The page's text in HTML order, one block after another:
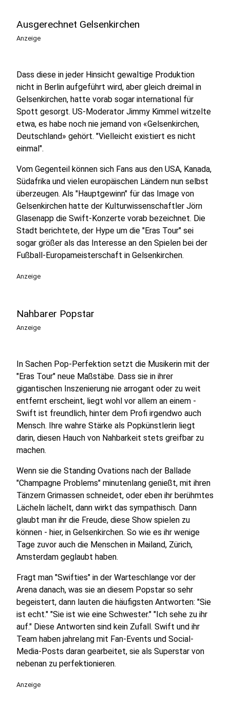
Ausgerechnet Gelsenkirchen
Anzeige
Dass diese in jeder Hinsicht gewaltige Produktion
nicht in Berlin aufgeführt wird, aber gleich dreimal in
Gelsenkirchen, hatte vorab sogar international für
Spott gesorgt. US-Moderator Jimmy Kimmel witzelte
etwa, es habe noch nie jemand von «Gelsenkirchen,
Deutschland» gehört. "Vielleicht existiert es nicht
einmal".
Vom Gegenteil können sich Fans aus den USA, Kanada,
Südafrika und vielen europäischen Ländern nun selbst
überzeugen. Als "Hauptgewinn" für das Image von
Gelsenkirchen hatte der Kulturwissenschaftler Jörn
Glasenapp die Swift-Konzerte vorab bezeichnet. Die
Stadt berichtete, der Hype um die "Eras Tour" sei
sogar größer als das Interesse an den Spielen bei der
Fußball-Europameisterschaft in Gelsenkirchen.
Anzeige
Nahbarer Popstar
Anzeige
In Sachen Pop-Perfektion setzt die Musikerin mit der
"Eras Tour" neue Maßstäbe. Dass sie in ihrer
gigantischen Inszenierung nie arrogant oder zu weit
entfernt erscheint, liegt wohl vor allem an einem -
Swift ist freundlich, hinter dem Profi irgendwo auch
Mensch. Ihre wahre Stärke als Popkünstlerin liegt
darin, diesen Hauch von Nahbarkeit stets greifbar zu
machen.
Wenn sie die Standing Ovations nach der Ballade
"Champagne Problems" minutenlang genießt, mit ihren
Tänzern Grimassen schneidet, oder eben ihr berühmtes
Lächeln lächelt, dann wirkt das sympathisch. Dann
glaubt man ihr die Freude, diese Show spielen zu
können - hier, in Gelsenkirchen. So wie es ihr wenige
Tage zuvor auch die Menschen in Mailand, Zürich,
Amsterdam geglaubt haben.
Fragt man "Swifties" in der Warteschlange vor der
Arena danach, was sie an diesem Popstar so sehr
begeistert, dann lauten die häufigsten Antworten: "Sie
ist echt." "Sie ist wie eine Schwester." "Ich sehe zu ihr
auf." Diese Antworten sind kein Zufall. Swift und ihr
Team haben jahrelang mit Fan-Events und Social-
Media-Posts daran gearbeitet, sie als Superstar von
nebenan zu perfektionieren.
Anzeige